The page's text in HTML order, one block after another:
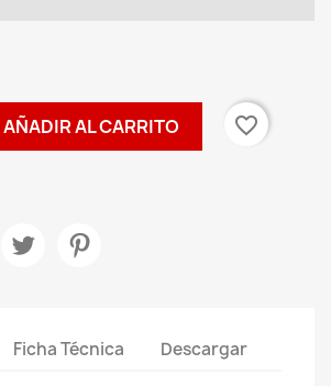
AÑADIR AL CARRITO favorite_border
Ficha Técnica Descargar